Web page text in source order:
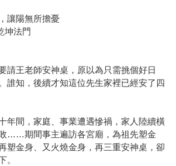
讓陽無所擔憂
坤法門
請王老師安神桌，原以為只需挑個好日
誰知，後續才知這位先生家裡已經安了四
年間，家庭、事業遭遇慘禍，家人陸續橫
……期間事主遍訪各宮廟，為祖先塑金
塑金身、又火燒金身，再三重安神桌，卻
。